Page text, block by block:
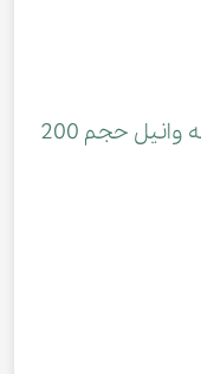
شامپو فوم حیوانات پروپرفک با رایحه وانیل حجم 200